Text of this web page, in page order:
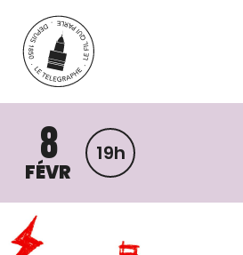
Aller au contenu principal
8
FÉVR
19h